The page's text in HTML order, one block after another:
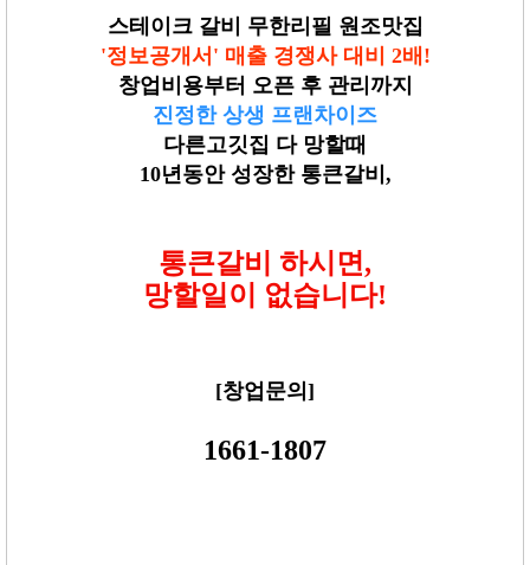
스테이크 갈비 무한리필 원조맛집
'정보공개서' 매출 경쟁사 대비 2배!
창업비용부터 오픈 후 관리까지
진정한 상생 프랜차이즈
다른고깃집 다 망할때
10년동안 성장한 통큰갈비,
통큰갈비 하시면,
망할일이 없습니다!
[창업문의]
1661-1807